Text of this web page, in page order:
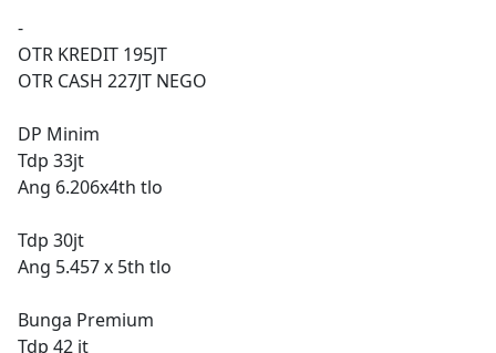
-
OTR KREDIT 195JT
OTR CASH 227JT NEGO
DP Minim
Tdp 33jt
Ang 6.206x4th tlo
Tdp 30jt
Ang 5.457 x 5th tlo
Bunga Premium
Tdp 42 jt